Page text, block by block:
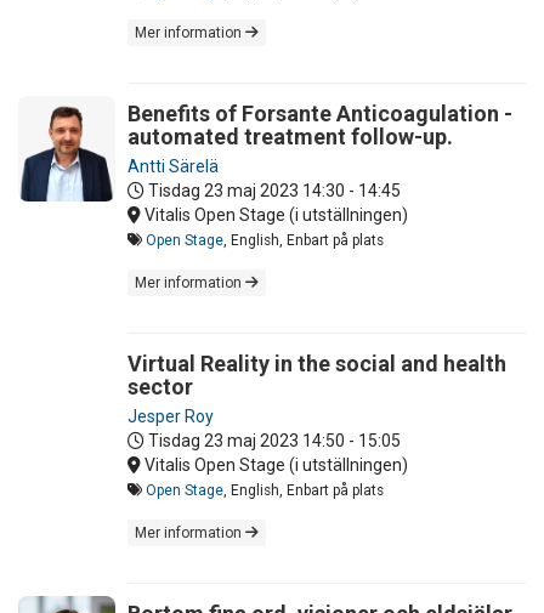
Mer information
Benefits of Forsante Anticoagulation -
automated treatment follow-up.
Antti Särelä
Tisdag 23 maj 2023 14:30 - 14:45
Vitalis Open Stage (i utställningen)
Open Stage , English, Enbart på plats
Mer information
Virtual Reality in the social and health
sector
Jesper Roy
Tisdag 23 maj 2023 14:50 - 15:05
Vitalis Open Stage (i utställningen)
Open Stage , English, Enbart på plats
Mer information